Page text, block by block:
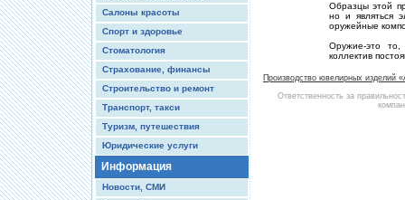
Салоны красоты
Спорт и здоровье
Стоматология
Страхование, финансы
Строительство и ремонт
Транспорт, такси
Туризм, путешествия
Юридические услуги
Информация
Новости, СМИ
Образцы этой
но и являться
оружейные
Оружие-это
коллектив
Производство ювелирных изделий
Ответственность за